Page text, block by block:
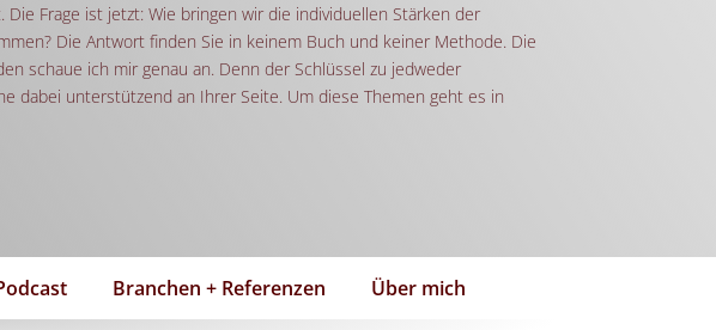
Frage ist jetzt: Wie bringen wir die individuellen Stärken der
Die Antwort finden Sie in keinem Buch und keiner Methode. Die
schaue ich mir genau an. Denn der Schlüssel zu jedweder
dabei unterstützend an Ihrer Seite. Um diese Themen geht es in
Branchen + Referenzen Über mich